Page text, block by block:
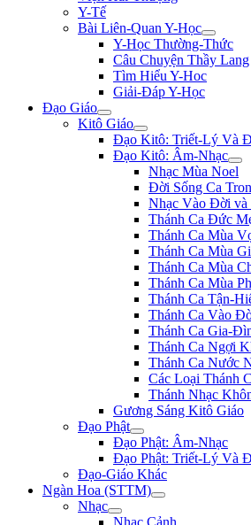
Y-Tế
Bài Liên-Quan Y-Học
Y-Học Thường-Thức
Câu Chuyện Thầy Lang
Tìm Hiểu Y-Hoc
Giải-Đáp Y-Học
Đạo Giáo
Kitô Giáo
Đạo Kitô: Triết-Lý Và
Đạo Kitô: Âm-Nhạc
Nhạc Mùa Noel
Đời Sống Ca
Nhạc Vào Đời và
Thánh Ca Đức
Thánh Ca Mùa
Thánh Ca Mùa
Thánh Ca Mùa
Thánh Ca Mùa
Thánh Ca Tận-
Thánh Ca Vào
Thánh Ca Gia-
Thánh Ca Ngợi
Thánh Ca Nước
Các Loại Thánh
Thánh Nhạc
Gương Sáng Kitô Giáo
Đạo Phật
Đạo Phật: Âm-Nhạc
Đạo Phật: Triết-Lý Và
Đạo-Giáo Khác
Ngàn Hoa (STTM)
Nhạc
Nhạc Cảnh